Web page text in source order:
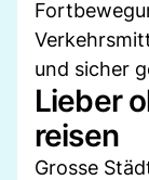
und sicher
Lieber
reisen
Grosse